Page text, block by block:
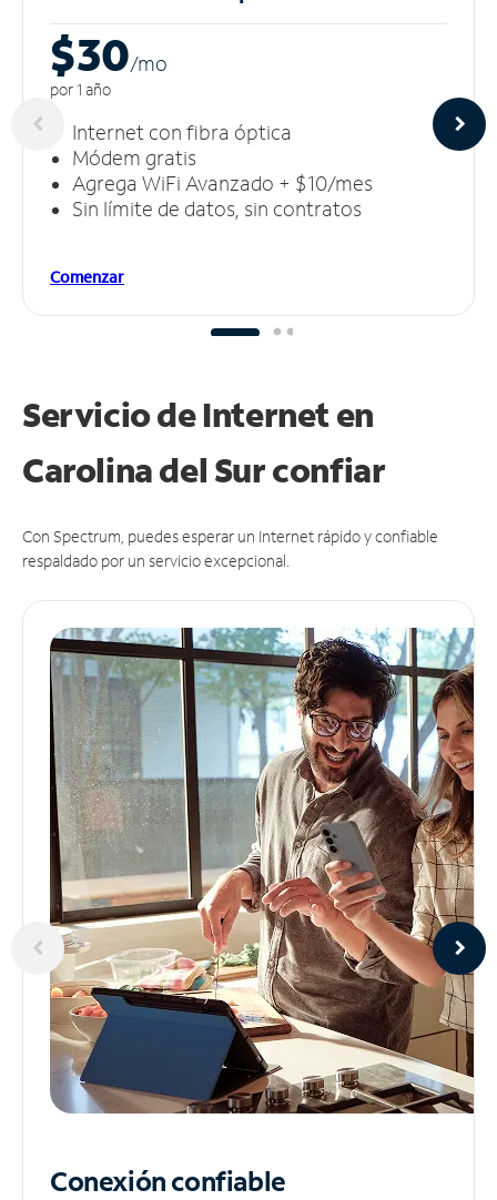
$30/mo
por 1 año
Internet con fibra óptica
Módem gratis
Agrega WiFi Avanzado + $10/mes
Sin límite de datos, sin contratos
Comenzar
Servicio de Internet en
Carolina del Surconfiar
Con Spectrum, puedes esperar un Internet rápido y confiable
respaldado por un servicio excepcional.
Conexión confiable